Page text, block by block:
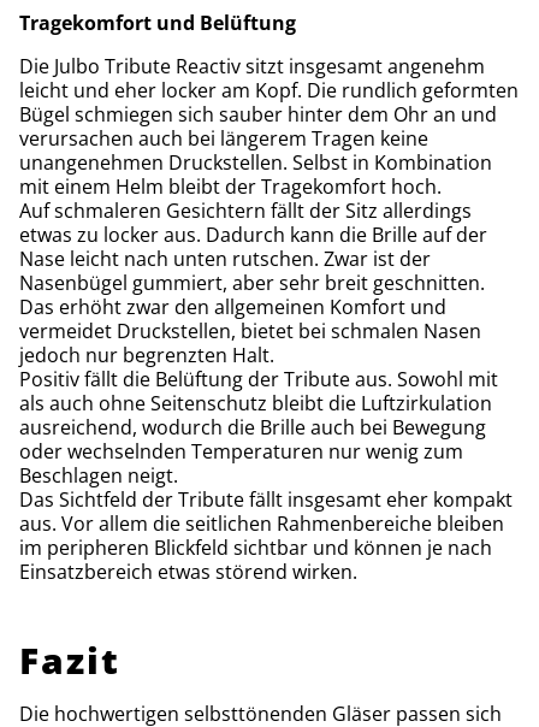
Tragekomfort und Belüftung
Die Julbo Tribute Reactiv sitzt insgesamt angenehm
leicht und eher locker am Kopf. Die rundlich geformten
Bügel schmiegen sich sauber hinter dem Ohr an und
verursachen auch bei längerem Tragen keine
unangenehmen Druckstellen. Selbst in Kombination
mit einem Helm bleibt der Tragekomfort hoch.
Auf schmaleren Gesichtern fällt der Sitz allerdings
etwas zu locker aus. Dadurch kann die Brille auf der
Nase leicht nach unten rutschen. Zwar ist der
Nasenbügel gummiert, aber sehr breit geschnitten.
Das erhöht zwar den allgemeinen Komfort und
vermeidet Druckstellen, bietet bei schmalen Nasen
jedoch nur begrenzten Halt.
Positiv fällt die Belüftung der Tribute aus. Sowohl mit
als auch ohne Seitenschutz bleibt die Luftzirkulation
ausreichend, wodurch die Brille auch bei Bewegung
oder wechselnden Temperaturen nur wenig zum
Beschlagen neigt.
Das Sichtfeld der Tribute fällt insgesamt eher kompakt
aus. Vor allem die seitlichen Rahmenbereiche bleiben
im peripheren Blickfeld sichtbar und können je nach
Einsatzbereich etwas störend wirken.
Fazit
Die hochwertigen selbsttönenden Gläser passen sich